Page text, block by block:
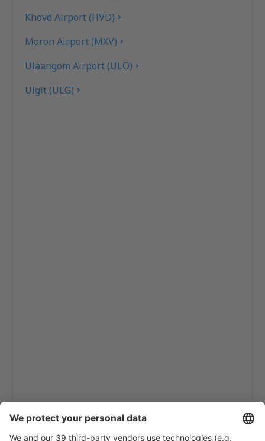
Khovd Airport (HVD)
Moron Airport (MXV)
Ulaangom Airport (ULO)
Ulgit (ULG)